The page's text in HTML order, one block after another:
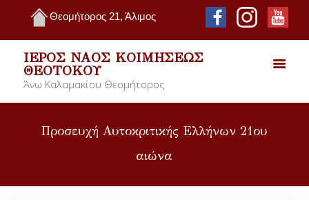
Θεομήτορος 21, Άλιμος
ΙΕΡΌΣ ΝΑΌΣ ΚΟΙΜΉΣΕΩΣ
ΘΕΟΤΌΚΟΥ
Άνω Καλαμακίου Θεομήτορος
Προσευχή Αυτοκριτικής Ελλήνων 21ου
αιώνα